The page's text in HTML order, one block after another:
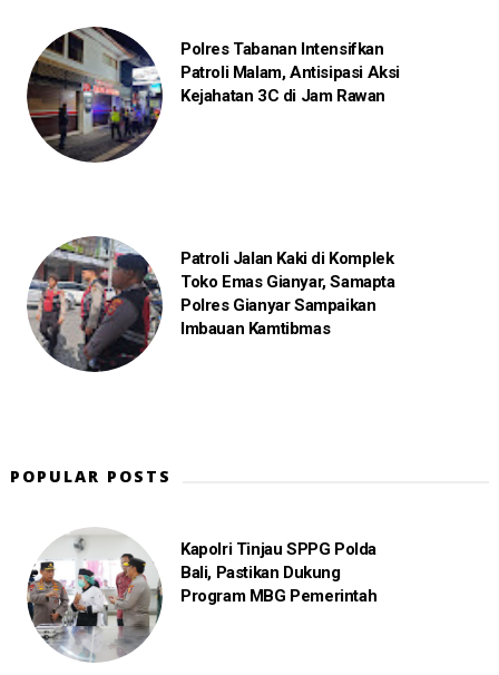
Polres Tabanan Intensifkan
Patroli Malam, Antisipasi Aksi
Kejahatan 3C di Jam Rawan
Patroli Jalan Kaki di Komplek
Toko Emas Gianyar, Samapta
Polres Gianyar Sampaikan
Imbauan Kamtibmas
POPULAR POSTS
Kapolri Tinjau SPPG Polda
Bali, Pastikan Dukung
Program MBG Pemerintah